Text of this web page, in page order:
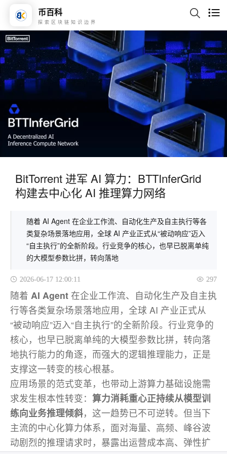
币百科
探索区块链知识边界
BitTorrent 进军 AI 算力：BTTInferGrid
构建去中心化 AI 推理算力网络
随着 AI Agent 在企业工作流、自动化生产及自主执行等各
类复杂场景落地应用，全球 AI 产业正式从“被动响应”迈入
“自主执行”的全新阶段。行业竞争的核心，也早已脱离单纯
的大模型参数比拼，转向落地
2026-06-17 12:00:11 297
随着 AI Agent 在企业工作流、自动化生产及自主执
行等各类复杂场景落地应用，全球 AI 产业正式从
“被动响应”迈入“自主执行”的全新阶段。行业竞争的
核心，也早已脱离单纯的大模型参数比拼，转向落
地执行能力的角逐，而强大的逻辑推理能力，正是
支撑这一转变的核心根基。
应用场景的范式变革，也带动上游算力基础设施需
求发生根本性转变： 算力消耗重心正持续从模型训
练向业务推理倾斜，这一趋势已不可逆转。但当下
主流的中心化算力体系，面对海量、高频、峰谷波
动剧烈的推理请求时，暴露出运营成本高、弹性扩